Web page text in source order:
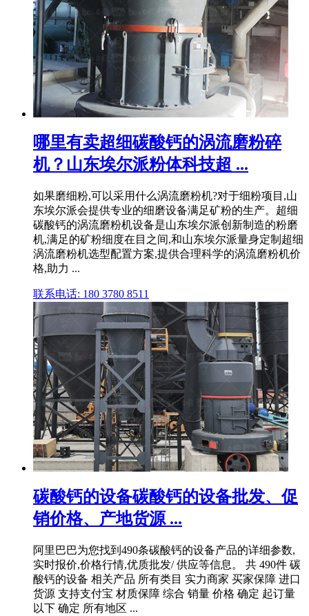
哪里有卖超细碳酸钙的涡流磨粉碎
机？山东埃尔派粉体科技超 ...
如果磨细粉,可以采用什么涡流磨粉机?对于细粉项目,山
东埃尔派会提供专业的细磨设备满足矿粉的生产。超细
碳酸钙的涡流磨粉机设备是山东埃尔派创新制造的粉磨
机,满足的矿粉细度在目之间,和山东埃尔派量身定制超细
涡流磨粉机选型配置方案,提供合理科学的涡流磨粉机价
格,助力 ...
联系电话: 180 3780 8511
碳酸钙的设备碳酸钙的设备批发、促
销价格、产地货源 ...
阿里巴巴为您找到490条碳酸钙的设备产品的详细参数,
实时报价,价格行情,优质批发/ 供应等信息。 共 490件 碳
酸钙的设备 相关产品 所有类目 实力商家 买家保障 进口
货源 支持支付宝 材质保障 综合 销量 价格 确定 起订量
以下 确定 所有地区 ...